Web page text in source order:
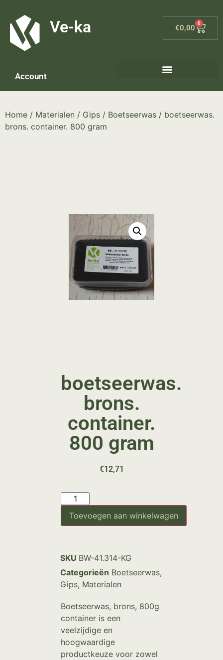
Ve-ka €0,00
0
Account
Home / Materialen / Gips / Boetseerwas / boetseerwas.
brons. container. 800 gram
boetseerwas.
brons.
container.
800 gram
€12,71
Toevoegen aan winkelwagen
SKU BW-41.314-KG
Categorieën Boetseerwas,
Gips, Materialen
Boetseerwas, brons, 800g
container is een
veelzijdige en
hoogwaardige
productkeuze voor zowel